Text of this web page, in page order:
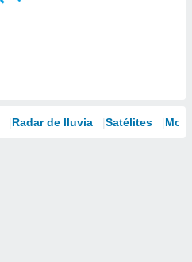
Radar de lluvia Satélites